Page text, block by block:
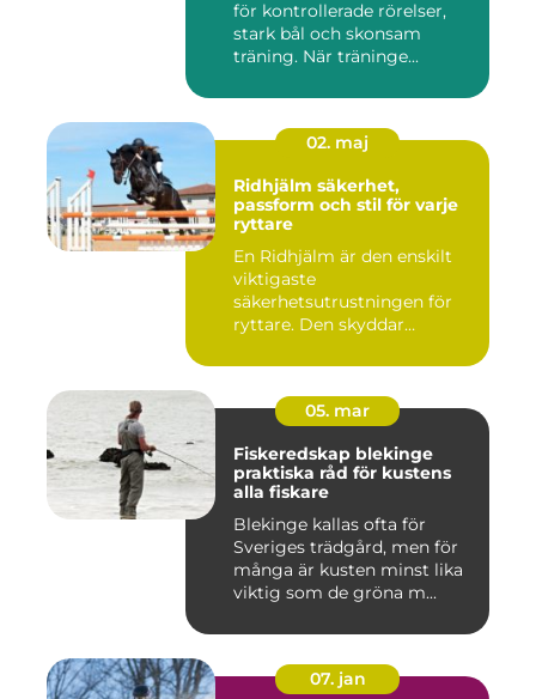
för kontrollerade rörelser,
stark bål och skonsam
träning. När träninge...
02. maj
Ridhjälm säkerhet,
passform och stil för varje
ryttare
En Ridhjälm är den enskilt
viktigaste
säkerhetsutrustningen för
ryttare. Den skyddar
05. mar
Fiskeredskap blekinge
praktiska råd för kustens
alla fiskare
Blekinge kallas ofta för
Sveriges trädgård, men för
många är kusten minst lika
viktig som de gröna m...
07. jan